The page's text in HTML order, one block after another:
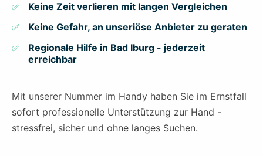
Keine Zeit verlieren mit langen Vergleichen
Keine Gefahr, an unseriöse Anbieter zu geraten
Regionale Hilfe in Bad Iburg - jederzeit
erreichbar
Mit unserer Nummer im Handy haben Sie im Ernstfall
sofort professionelle Unterstützung zur Hand -
stressfrei, sicher und ohne langes Suchen.